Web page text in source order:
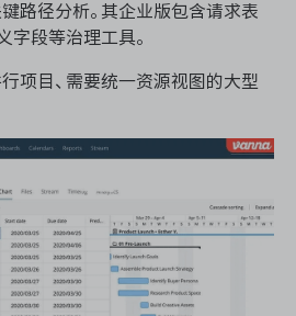
路径分析。其企业版包含请求表
字段等治理工具。
项目、需要统一资源视图的大型